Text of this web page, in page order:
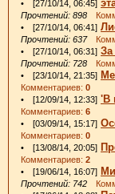
• [27/10/14, 06:45]
Прочтений: 898
• [27/10/14, 06:41]
Прочтений: 637
• [27/10/14, 06:31]
Прочтений: 728
• [23/10/14, 21:35]
Комментариев: 0
• [12/09/14, 12:33] 'В
Комментариев: 6
• [03/09/14, 15:17]
Комментариев: 0
• [13/08/14, 20:05]
Комментариев: 2
• [19/06/14, 16:07]
Прочтений: 742